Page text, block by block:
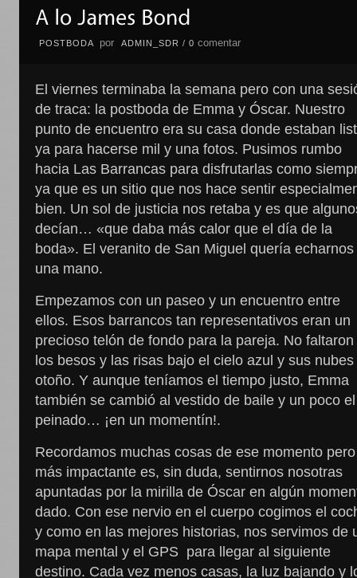
POSTBODA por ADMIN_SDR /0comentar
El viernes terminaba la semana pero con una
de traca: la postboda de Emma y Óscar. Nuestro
punto de encuentro era su casa donde estaban
ya para hacerse mil y una fotos. Pusimos rumbo
hacia Las Barrancas para disfrutarlas como
ya que es un sitio que nos hace sentir
bien. Un sol de justicia nos retaba y es que
decían… «que daba más calor que el día de la
boda». El veranito de San Miguel quería echarnos
una mano.
Empezamos con un paseo y un encuentro entre
ellos. Esos barrancos tan representativos eran un
precioso telón de fondo para la pareja. No faltaron
los besos y las risas bajo el cielo azul y sus
otoño. Y aunque teníamos el tiempo justo, Emma
también se cambió al vestido de baile y un poco el
peinado… ¡en un momentín!.
Recordamos muchas cosas de ese momento
más impactante es, sin duda, sentirnos nosotras
apuntadas por la mirilla de Óscar en algún
dado. Con ese nervio en el cuerpo cogimos el
y como en las mejores historias, nos servimos de
mapa mental y el GPS para llegar al siguiente
destino. Cada vez menos casas, la luz bajando y